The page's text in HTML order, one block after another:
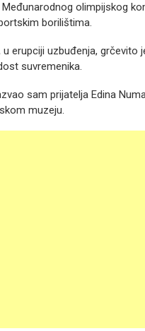
olimpijskog
borilištima.
erupciji uzbuđenja, grčevito
suvremenika.
sam prijatelja Edina
muzeju.